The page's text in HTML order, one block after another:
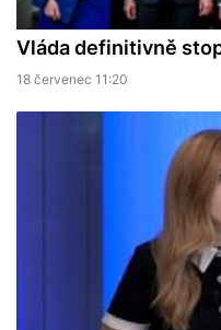
Vláda definitivně
18 červenec 11:20